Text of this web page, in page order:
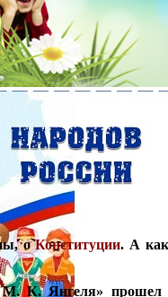
оКонституции. А
К. Янгеля» прошел